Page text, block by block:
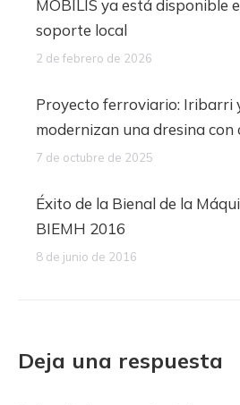
MOBILIS ya está disponible
soporte local
2 de febrero de 2026
Proyecto ferroviario: Iribarri
modernizan una dresina con
7 de octubre de 2025
Éxito de la Bienal de la
BIEMH 2016
8 de junio de 2016
Deja una respuesta